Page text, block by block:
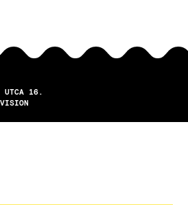
UTCA 16.